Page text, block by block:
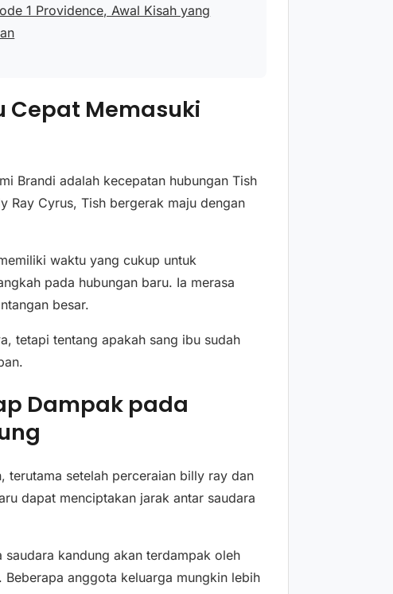
1 Providence, Awal Kisah yang
Cepat Memasuki
Brandi adalah kecepatan hubungan Tish
Ray Cyrus, Tish bergerak maju dengan
waktu yang cukup untuk
pada hubungan baru. Ia merasa
besar.
tetapi tentang apakah sang ibu sudah
Dampak pada
terutama setelah perceraian billy ray dan
dapat menciptakan jarak antar saudara
kandung akan terdampak oleh
anggota keluarga mungkin lebih